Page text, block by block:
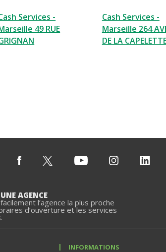
Services -
49 RUE
Cash Services -
Marseille 264
DE LA
AGENCE
l’agence la plus proche
d’ouverture et les services
INFORMATIONS